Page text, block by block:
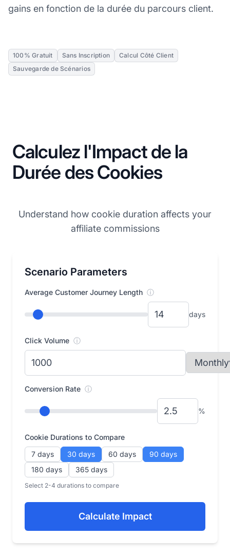
gains en fonction de la durée du parcours client.
100% Gratuit Sans Inscription
Calcul Côté Client
Sauvegarde de Scénarios
Calculez l'Impact de la
Durée des Cookies
Understand how cookie duration affects your
affiliate commissions
Scenario Parameters
Average Customer Journey Length ⓘ
days
Click Volume ⓘ
Conversion Rate ⓘ
%
Cookie Durations to Compare
7 days
30 days 60 days
90 days
180 days
365 days
Select 2-4 durations to compare
Calculate Impact